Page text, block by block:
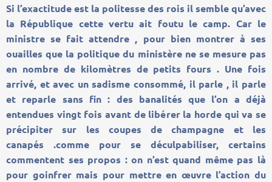
Si l’exactitude est la politesse des rois il semble qu’avec
la République cette vertu ait foutu le camp. Car le
ministre se fait attendre , pour bien montrer à ses
ouailles que la politique du ministère ne se mesure pas
en nombre de kilomètres de petits fours . Une fois
arrivé, et avec un sadisme consommé, il parle , il parle
et reparle sans fin : des banalités que l’on a déjà
entendues vingt fois avant de libérer la horde qui va se
précipiter sur les coupes de champagne et les
canapés .comme pour se déculpabiliser, certains
commentent ses propos : on n’est quand même pas là
pour goinfrer mais pour mettre en œuvre l’action du